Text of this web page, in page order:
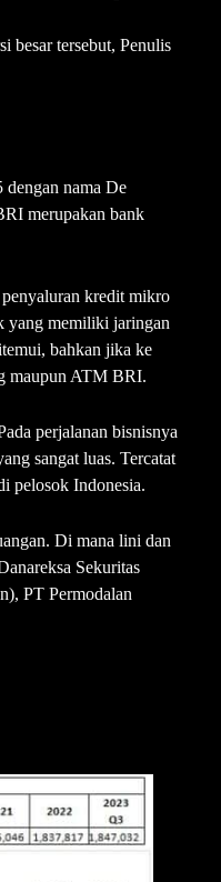
besar tersebut, Penulis
nama De
merupakan bank
kredit mikro
yang memiliki jaringan
bahkan jika ke
maupun ATM BRI.
perjalanan bisnisnya
sangat luas. Tercatat
pelosok Indonesia.
Di mana lini dan
Sekuritas
PT Permodalan